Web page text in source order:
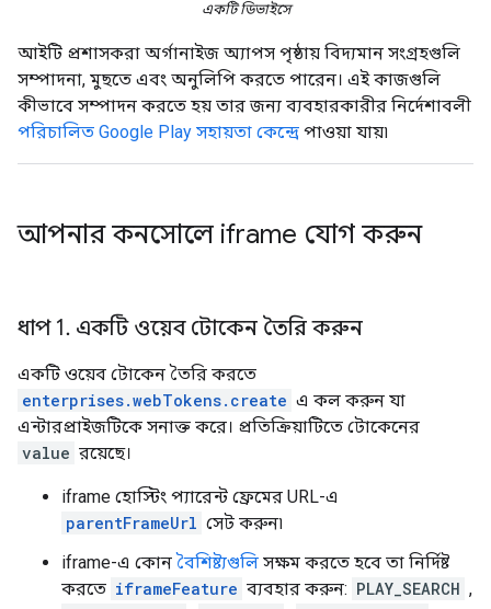
একটি ডিভাইসে
আইটি প্রশাসকরা অর্গানাইজ অ্যাপস পৃষ্ঠায় বিদ্যমান সংগ্রহগুলি
সম্পাদনা, মুছতে এবং অনুলিপি করতে পারেন। এই কাজগুলি
কীভাবে সম্পাদন করতে হয় তার জন্য ব্যবহারকারীর নির্দেশাবলী
পরিচালিত Google Play সহায়তা কেন্দ্রে পাওয়া যায়৷
আপনার কনসোলে iframe যোগ করুন
ধাপ 1. একটি ওয়েব টোকেন তৈরি করুন
একটি ওয়েব টোকেন তৈরি করতে
enterprises.webTokens.create এ কল করুন যা
এন্টারপ্রাইজটিকে সনাক্ত করে। প্রতিক্রিয়াটিতে টোকেনের
value রয়েছে।
iframe হোস্টিং প্যারেন্ট ফ্রেমের URL-এ
parentFrameUrl সেট করুন৷
iframe-এ কোন বৈশিষ্ট্যগুলি সক্ষম করতে হবে তা নির্দিষ্ট
করতে iframeFeature ব্যবহার করুন: PLAY_SEARCH ,